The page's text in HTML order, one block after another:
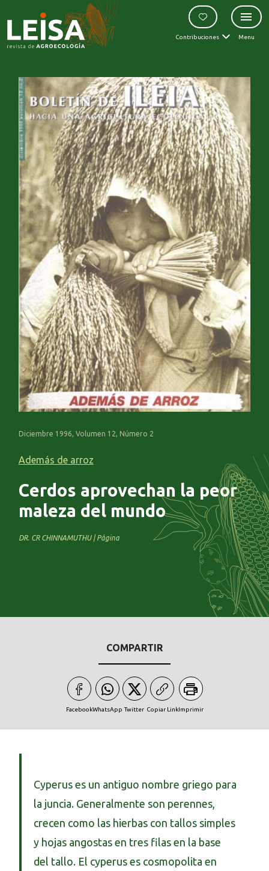
Contribuciones Menu
Diciembre 1996, Volumen 12, Número 2
Además de arroz
Cerdos aprovechan la peor
maleza del mundo
DR. CR CHINNAMUTHU | Página
COMPARTIR
FacebookWhatsApp Twitter Copiar LinkImprimir
Cyperus es un antiguo nombre griego para
la juncia. Generalmente son perennes,
crecen como las hierbas con tallos simples
y hojas angostas en tres filas en la base
del tallo. El cyperus es cosmopolita en